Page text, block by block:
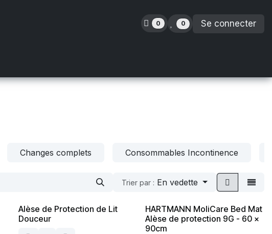
0 0 Se connecter
Changes complets Consommables Incontinence
Trier par : En vedette
Alèse de Protection de Lit
Douceur
HARTMANN MoliCare Bed Mat
Alèse de protection 9G - 60 x
90cm